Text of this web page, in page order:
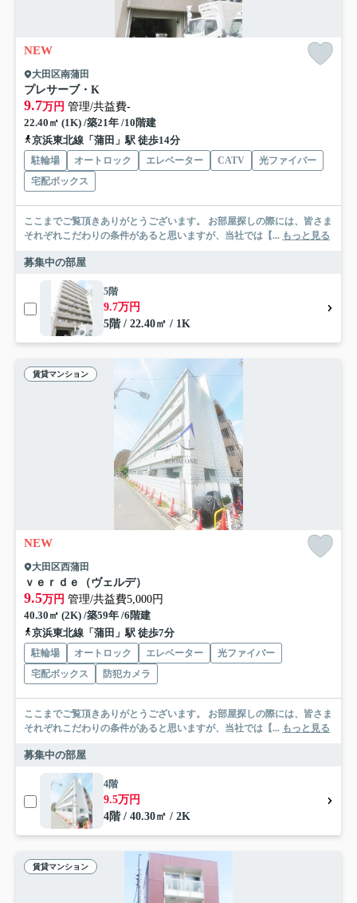
NEW
大田区南蒲田
プレサーブ・K
9.7万円 管理/共益費-
22.40㎡ (1K) /築21年 /10階建
京浜東北線「蒲田」駅 徒歩14分
駐輪場 オートロック エレベーター CATV
光ファイバー
宅配ボックス
ここまでご覧頂きありがとうございます。 お部屋探しの際には、皆さま
それぞれこだわりの条件があると思いますが、当社では【... もっと見る
募集中の部屋
5階
9.7万円
5階 / 22.40㎡ / 1K
賃貸マンション
NEW
大田区西蒲田
ｖｅｒｄｅ（ヴェルデ）
9.5万円 管理/共益費5,000円
40.30㎡ (2K) /築59年 /6階建
京浜東北線「蒲田」駅 徒歩7分
駐輪場 オートロック エレベーター
光ファイバー
宅配ボックス
防犯カメラ
ここまでご覧頂きありがとうございます。 お部屋探しの際には、皆さま
それぞれこだわりの条件があると思いますが、当社では【... もっと見る
募集中の部屋
4階
9.5万円
4階 / 40.30㎡ / 2K
賃貸マンション